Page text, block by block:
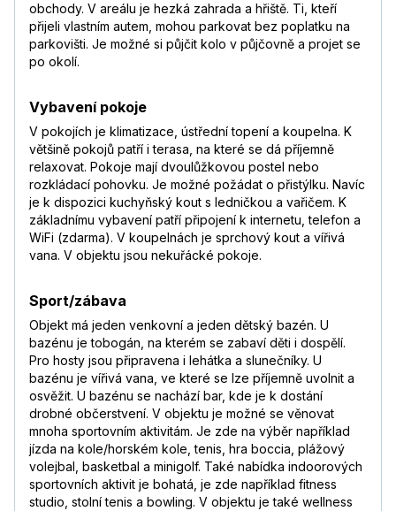
obchody. V areálu je hezká zahrada a hřiště. Ti, kteří
přijeli vlastním autem, mohou parkovat bez poplatku na
parkovišti. Je možné si půjčit kolo v půjčovně a projet se
po okolí.
Vybavení pokoje
V pokojích je klimatizace, ústřední topení a koupelna. K
většině pokojů patří i terasa, na které se dá příjemně
relaxovat. Pokoje mají dvoulůžkovou postel nebo
rozkládací pohovku. Je možné požádat o přistýlku. Navíc
je k dispozici kuchyňský kout s ledničkou a vařičem. K
základnímu vybavení patří připojení k internetu, telefon a
WiFi (zdarma). V koupelnách je sprchový kout a vířivá
vana. V objektu jsou nekuřácké pokoje.
Sport/zábava
Objekt má jeden venkovní a jeden dětský bazén. U
bazénu je tobogán, na kterém se zabaví děti i dospělí.
Pro hosty jsou připravena i lehátka a slunečníky. U
bazénu je vířivá vana, ve které se lze příjemně uvolnit a
osvěžit. U bazénu se nachází bar, kde je k dostání
drobné občerstvení. V objektu je možné se věnovat
mnoha sportovním aktivitám. Je zde na výběr například
jízda na kole/horském kole, tenis, hra boccia, plážový
volejbal, basketbal a minigolf. Také nabídka indoorových
sportovních aktivit je bohatá, je zde například fitness
studio, stolní tenis a bowling. V objektu je také wellness